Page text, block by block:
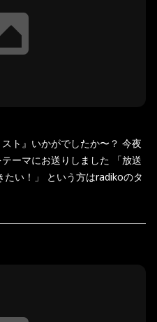
ト』いかがでしたか〜？ 今夜
ーマにお送りしました 「放送
い！」 という方はradikoのタ